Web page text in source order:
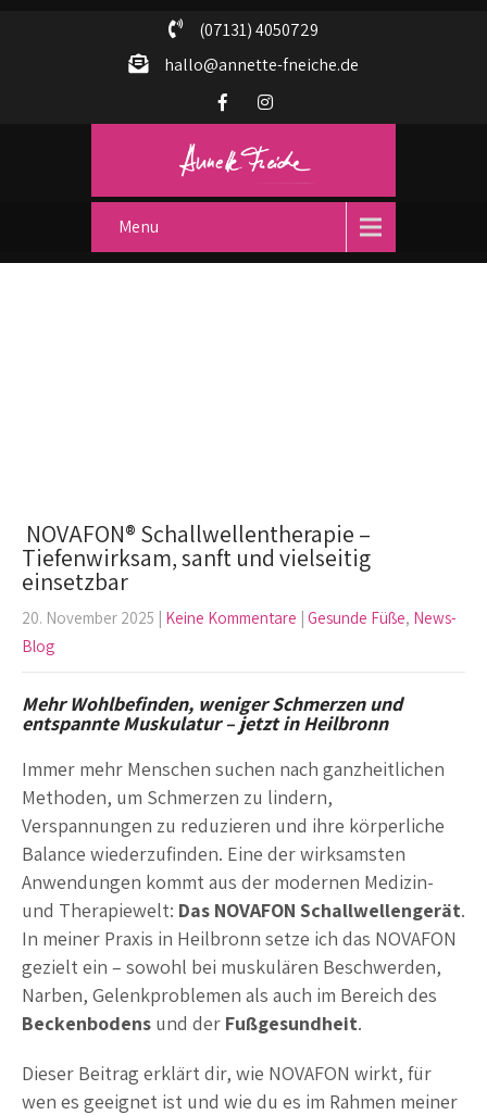
(07131) 4050729
hallo@annette-fneiche.de
Menu
NOVAFON® Schallwellentherapie –
Tiefenwirksam, sanft und vielseitig
einsetzbar
20. November 2025 | Keine Kommentare | Gesunde Füße, News-
Blog
Mehr Wohlbefinden, weniger Schmerzen und
entspannte Muskulatur – jetzt in Heilbronn
Immer mehr Menschen suchen nach ganzheitlichen
Methoden, um Schmerzen zu lindern,
Verspannungen zu reduzieren und ihre körperliche
Balance wiederzufinden. Eine der wirksamsten
Anwendungen kommt aus der modernen Medizin-
und Therapiewelt: Das NOVAFON Schallwellengerät.
In meiner Praxis in Heilbronn setze ich das NOVAFON
gezielt ein – sowohl bei muskulären Beschwerden,
Narben, Gelenkproblemen als auch im Bereich des
Beckenbodens und der Fußgesundheit.
Dieser Beitrag erklärt dir, wie NOVAFON wirkt, für
wen es geeignet ist und wie du es im Rahmen meiner